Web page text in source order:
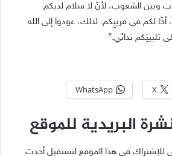
وبين الشعوب، لأنّ لا سلام لديكم
لكم في قريبِكم. لذلك، عودوا إلى الله
تلبيتِكم ندائي.”
X
WhatsApp
البريدية للموقع
للإشتراك في هذا الموقع لتستقبل أحدث